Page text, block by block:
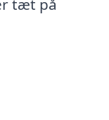
tæt på